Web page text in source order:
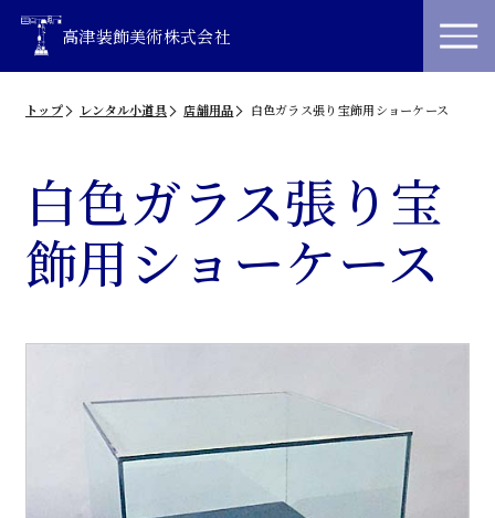
高津装飾美術株式会社
トップ レンタル小道具 店舗用品 白色ガラス張り宝飾用ショーケース
白色ガラス張り宝
飾用ショーケース